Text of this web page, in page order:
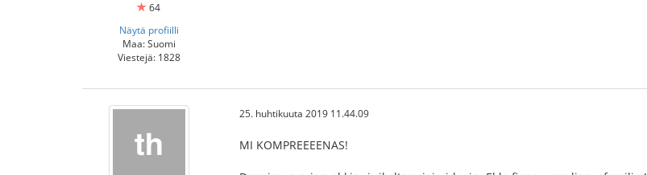
64
Näytä profiilli
Maa: Suomi
Viestejä: 1828
25. huhtikuuta 2019 11.44.09
MI KOMPREEEENAS!